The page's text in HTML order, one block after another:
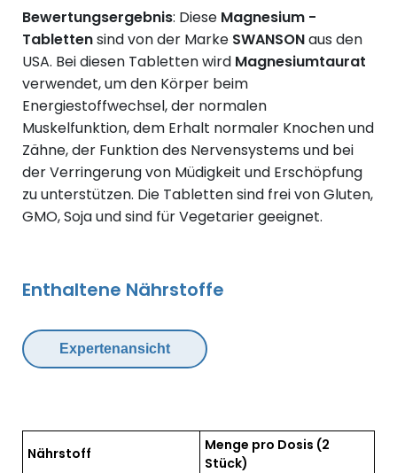
Bewertungsergebnis: Diese Magnesium -
Tablettensind von der Marke SWANSONaus den
USA. Bei diesen Tabletten wird Magnesiumtaurat
verwendet, um den Körper beim
Energiestoffwechsel, der normalen
Muskelfunktion, dem Erhalt normaler Knochen und
Zähne, der Funktion des Nervensystems und bei
der Verringerung von Müdigkeit und Erschöpfung
zu unterstützen. Die Tabletten sind frei von Gluten,
GMO, Soja und sind für Vegetarier geeignet.
Enthaltene Nährstoffe
Expertenansicht
Nährstoff Menge pro Dosis (2
Stück)